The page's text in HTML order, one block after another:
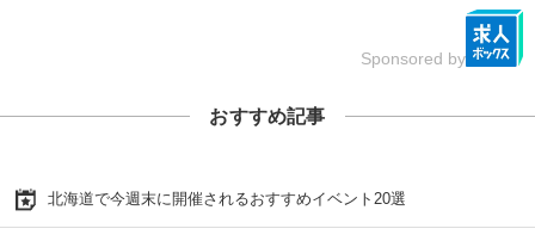
Sponsored by
おすすめ記事
北海道で今週末に開催されるおすすめイベント20選